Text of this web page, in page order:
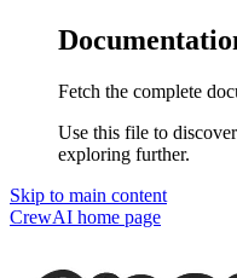
Fetch the complete
Use this file to
exploring further.
Skip to main content
CrewAI home page